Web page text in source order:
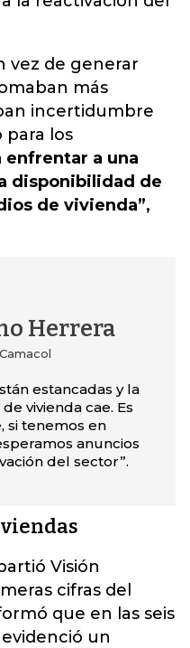
vez de generar
más
incertidumbre
para los
enfrentar a una
disponibilidad de
de vivienda”,
Herrera
estancadas y la
vivienda cae. Es
si tenemos en
anuncios
del sector”.
Visión
cifras del
que en las seis
un